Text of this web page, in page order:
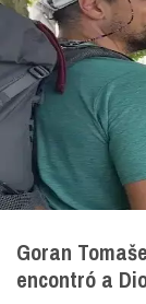
Goran
encontró a